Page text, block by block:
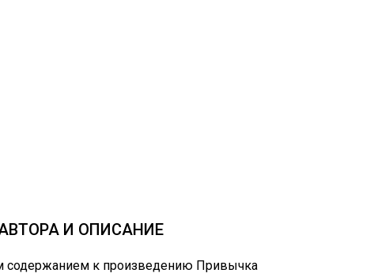
И ОПИСАНИЕ
содержанием к произведению Привычка